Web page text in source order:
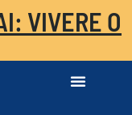
VIVERE O